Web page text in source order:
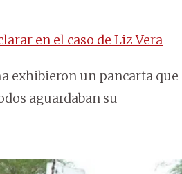
en el caso de Liz Vera
exhibieron un pancarta que
aguardaban su